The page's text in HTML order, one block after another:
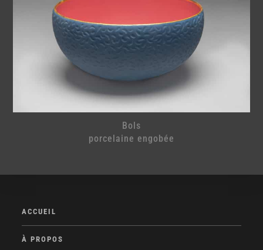
Bols
porcelaine engobée
ACCUEIL
À PROPOS